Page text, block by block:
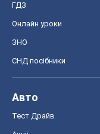
ГДЗ
Онлайн уроки
ЗНО
СНД посібники
Авто
Тест Драйв